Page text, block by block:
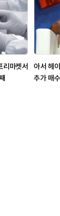
리마켓서
아서 헤
추가 매수